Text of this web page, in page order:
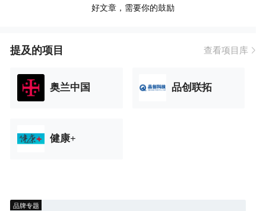
好文章，需要你的鼓励
提及的项目 查看项目库
奥兰中国 品创联拓
健康+
品牌专题